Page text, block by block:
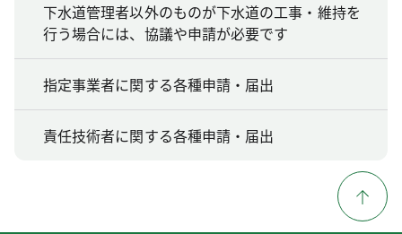
下水道管理者以外のものが下水道の工事・維持を
行う場合には、協議や申請が必要です
指定事業者に関する各種申請・届出
責任技術者に関する各種申請・届出